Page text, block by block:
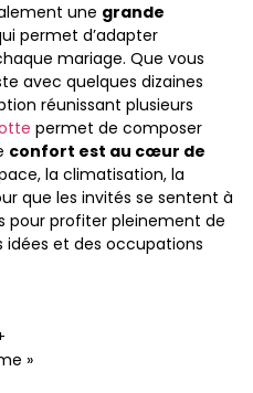
une grande
permet d’adapter
mariage. Que vous
avec quelques dizaines
réunissant plusieurs
permet de composer
confort est au cœur de
la climatisation, la
que les invités se sentent à
pour profiter pleinement de
idées et des occupations
»